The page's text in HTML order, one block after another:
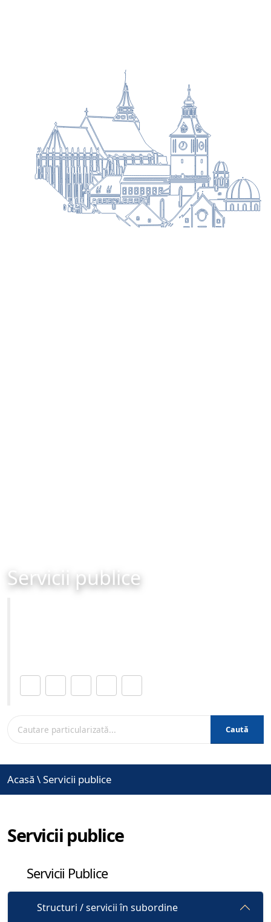
Servicii publice
Caută
Acasă \Servicii publice
Servicii publice
Servicii Publice
Structuri / servicii în subordine